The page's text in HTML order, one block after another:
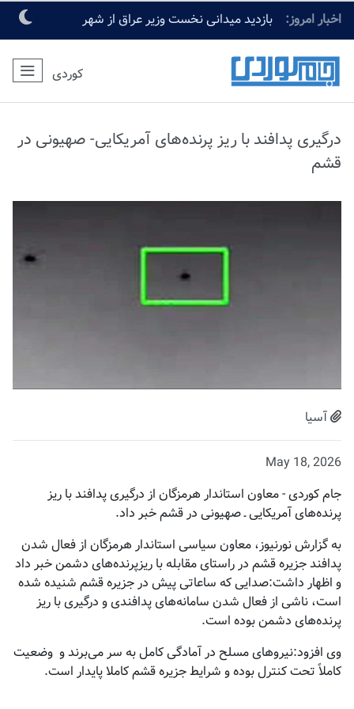
اخبار امروز:
بازدید میدانی نخست وزیر عراق از شهر
مقدس کربلا
کوردی
درگیری پدافند با ریز پرنده‌های آمریکایی- صهیونی در
قشم
آسیا
May 18, 2026
جام کوردی - معاون استاندار هرمزگان از درگیری پدافند با ریز
پرنده‌های آمریکایی ـ صهیونی در قشم خبر داد.
بە گزارش نورنیوز، معاون سیاسی استاندار هرمزگان‌ از فعال شدن
پدافند جزیره قشم در راستای مقابله با ریزپرنده‌های دشمن خبر داد
و اظهار داشت:صدایی که ساعاتی پیش در جزیره قشم شنیده شده
است، ناشی از فعال شدن سامانه‌های پدافندی و درگیری با ریز
پرنده‌های دشمن بوده است.
وی افزود:نیروهای مسلح در آمادگی کامل به سر می‌برند و وضعیت
کاملاً تحت کنترل بوده و شرایط جزیره قشم کاملا پایدار است.